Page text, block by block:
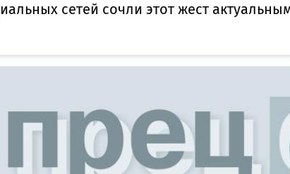
сетей сочли этот жест